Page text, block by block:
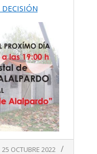
25 OCTUBRE 2022